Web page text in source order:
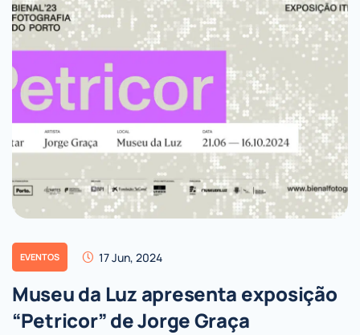
EVENTOS 17 Jun, 2024
Museu da Luz apresenta exposição
“Petricor” de Jorge Graça